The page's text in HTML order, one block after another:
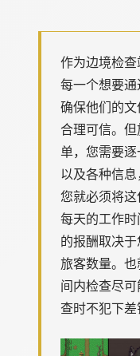
作为边境检
每一个想要通
确保他们的
合理可信。
单，您需要
以及各种信息
您就必须将
每天的工作
的报酬取决
旅客数量。
间内检查尽
查时不犯下差